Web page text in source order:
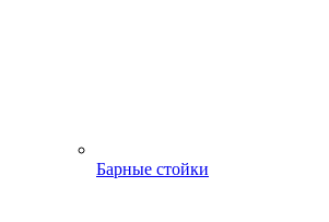
Барные стойки